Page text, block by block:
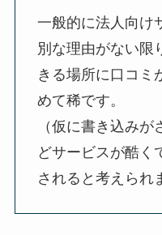
一般的に法人向け
別な理由がない限
きる場所に口コミ
めて稀です。
（仮に書き込み
どサービスが酷く
されると考えられ